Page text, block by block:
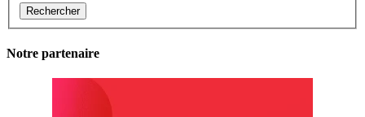
Rechercher
Notre partenaire